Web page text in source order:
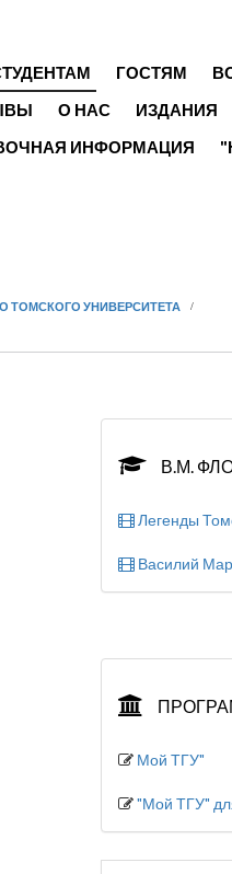
ГОСТЯМ
О НАС ИЗДАНИЯ
ИНФОРМАЦИЯ
ТОМСКОГО УНИВЕРСИТЕТА
В.М.
Легенды
Василий
Мой ТГУ"
"Мой ТГУ"